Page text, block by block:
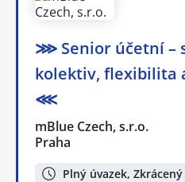
⋙ Senior účetní –
kolektiv, flexibilita
⋘
mBlue Czech, s.r.o.
Praha
Plný úvazek,